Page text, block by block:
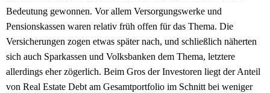
Bedeutung gewonnen. Vor allem Versorgungswerke und
Pensionskassen waren relativ früh offen für das Thema. Die
Versicherungen zogen etwas später nach, und schließlich näherten
sich auch Sparkassen und Volksbanken dem Thema, letztere
allerdings eher zögerlich. Beim Gros der Investoren liegt der Anteil
von Real Estate Debt am Gesamtportfolio im Schnitt bei weniger